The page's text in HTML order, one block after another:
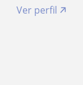
Ver perfil